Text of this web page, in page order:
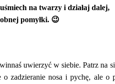
na twarzy i działaj dalej,
pomyłki. 😉
uwierzyć w siebie. Patrz na
zadzieranie nosa i pychę, ale o